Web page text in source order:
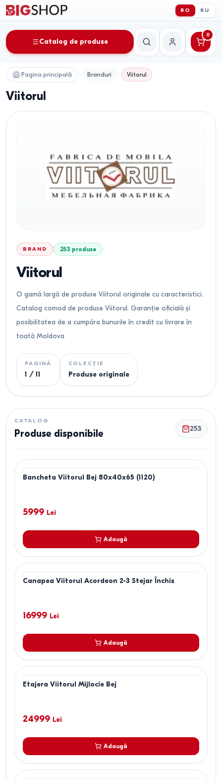
RO RU
Catalog de produse
CăutareContul meu
0
Pagina principală Branduri Viitorul
Viitorul
BRAND 253 produse
Viitorul
O gamă largă de produse Viitorul originale cu caracteristici.
Catalog comod de produse Viitorul. Garanție oficială și
posibilitatea de a cumpăra bunurile în credit cu livrare în
toată Moldova
PAGINĂ
1 / 11
COLECȚIE
Produse originale
CATALOG
Produse disponibile 253
Bancheta Viitorul Bej 80x40x65 (1120)
5999 Lei
Adaugă
Canapea Viitorul Acordeon 2-3 Stejar Închis
16999 Lei
Adaugă
Etajera Viitorul Mijlocie Bej
24999 Lei
Adaugă